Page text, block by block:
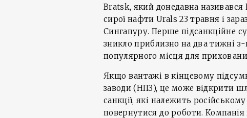
Bratsk, який донедавна називався
сирої нафти Urals 23 травня і
Сингапуру. Перше підсанкційне
зникло приблизно на два тижні
популярного місця для
Якщо вантажі в кінцевому
заводи (НПЗ), це може відкрити
санкції, які належить
повернутися до роботи.